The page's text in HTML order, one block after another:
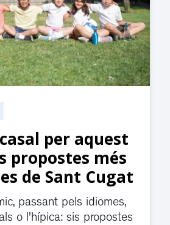
als
Rubí fins
per una fuita
i el jutjat de